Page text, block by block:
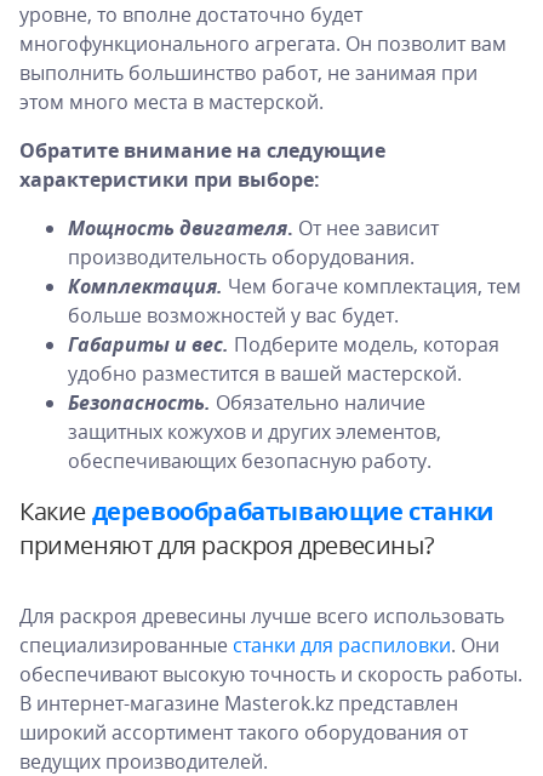
уровне, то вполне достаточно будет
многофункционального агрегата. Он позволит вам
выполнить большинство работ, не занимая при
этом много места в мастерской.
Обратите внимание на следующие
характеристики при выборе:
Мощность двигателя. От нее зависит
производительность оборудования.
Комплектация. Чем богаче комплектация, тем
больше возможностей у вас будет.
Габариты и вес. Подберите модель, которая
удобно разместится в вашей мастерской.
Безопасность. Обязательно наличие
защитных кожухов и других элементов,
обеспечивающих безопасную работу.
Какиедеревообрабатывающие станки
применяют для раскроя древесины?
Для раскроя древесины лучше всего использовать
специализированные станки для распиловки. Они
обеспечивают высокую точность и скорость работы.
В интернет-магазине Masterok.kz представлен
широкий ассортимент такого оборудования от
ведущих производителей.